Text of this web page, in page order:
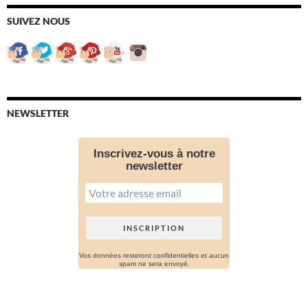
SUIVEZ NOUS
NEWSLETTER
Inscrivez-vous à notre
newsletter
Vos données resteront confidentielles et aucun
spam ne sera envoyé.